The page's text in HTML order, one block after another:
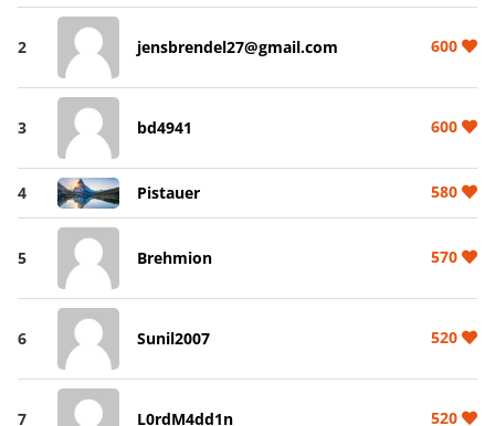
2 jensbrendel27@gmail.com 600
3 bd4941 600
4 Pistauer 580
5 Brehmion 570
6 Sunil2007 520
7 L0rdM4dd1n 520